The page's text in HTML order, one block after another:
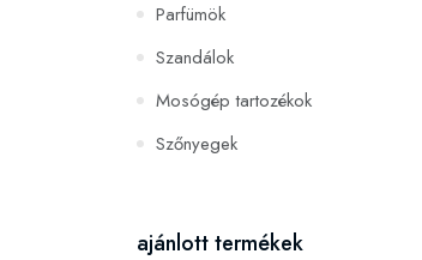
Parfümök
Szandálok
Mosógép tartozékok
Szőnyegek
Szerszámok és gépek
ajánlott termékek